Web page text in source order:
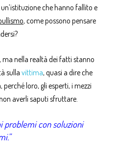
che hanno fallito e
, come possono pensare
ma nella realtà dei fatti stanno
sulla vittima, quasi a dire che
perché loro, gli esperti, i mezzi
averli saputi sfruttare.
problemi con soluzioni